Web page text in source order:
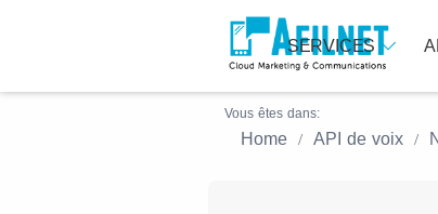
SERVICES
Vous êtes dans:
Home API de voix